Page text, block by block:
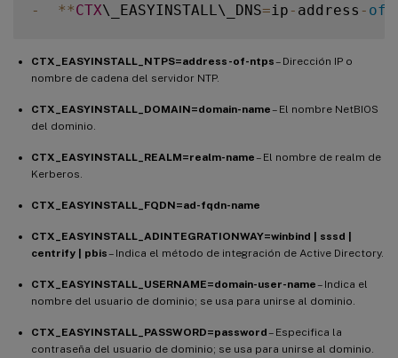
-
**CTX\_EASYINSTALL\_DNS=ip - address - of
CTX_EASYINSTALL_NTPS=address-of-ntps– Dirección IP o
nombre de cadena del servidor NTP.
CTX_EASYINSTALL_DOMAIN=domain-name– El nombre NetBIOS
del dominio.
CTX_EASYINSTALL_REALM=realm-name– El nombre de realm de
Kerberos.
CTX_EASYINSTALL_FQDN=ad-fqdn-name
CTX_EASYINSTALL_ADINTEGRATIONWAY=winbind | sssd |
centrify | pbis– Indica el método de integración de Active Directory.
CTX_EASYINSTALL_USERNAME=domain-user-name– Indica el
nombre del usuario de dominio; se usa para unirse al dominio.
CTX_EASYINSTALL_PASSWORD=password– Especifica la
contraseña del usuario de dominio; se usa para unirse al dominio.